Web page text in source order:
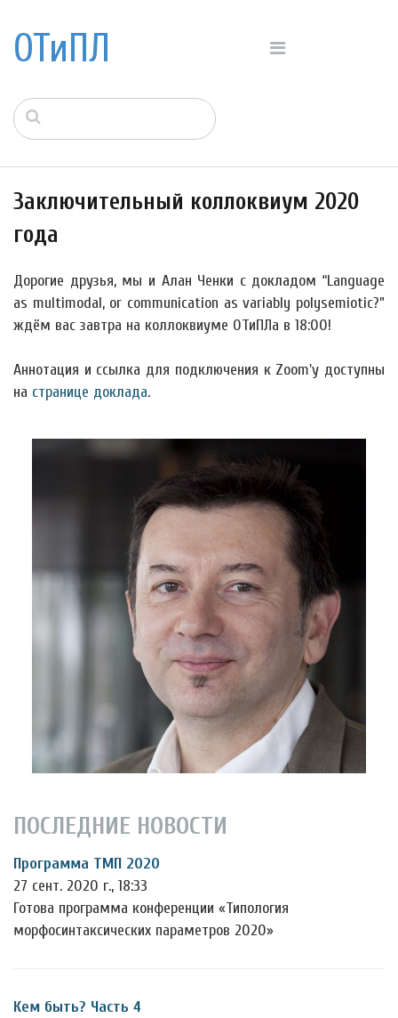
ОТиПЛ
Заключительный коллоквиум 2020
года
Дорогие друзья, мы и Алан Ченки с докладом “Language
as multimodal, or communication as variably polysemiotic?”
ждём вас завтра на коллоквиуме ОТиПЛа в 18:00!
Аннотация и ссылка для подключения к Zoom'у доступны
на странице доклада.
ПОСЛЕДНИЕ НОВОСТИ
Программа ТМП 2020
27 сент. 2020 г., 18:33
Готова программа конференции «Типология
морфосинтаксических параметров 2020»
Кем быть? Часть 4